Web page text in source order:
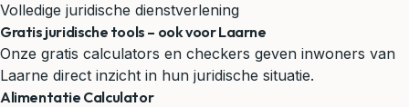
Volledige juridische dienstverlening
Gratis juridische tools – ook voor Laarne
Onze gratis calculators en checkers geven inwoners van
Laarne direct inzicht in hun juridische situatie.
Alimentatie Calculator